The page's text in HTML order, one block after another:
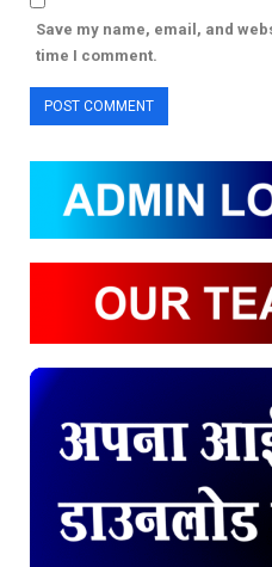
Save my name, email, and
time I comment.